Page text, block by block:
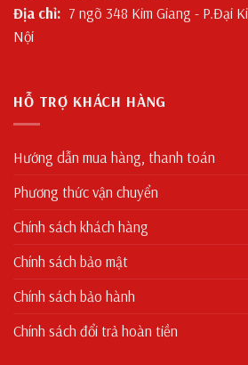
Địa chỉ: 7 ngõ 348 Kim Giang - P.Đại
Nội
HỖ TRỢ KHÁCH HÀNG
Hướng dẫn mua hàng, thanh toán
Phương thức vận chuyển
Chính sách khách hàng
Chính sách bảo mật
Chính sách bảo hành
Chính sách đổi trả hoàn tiền